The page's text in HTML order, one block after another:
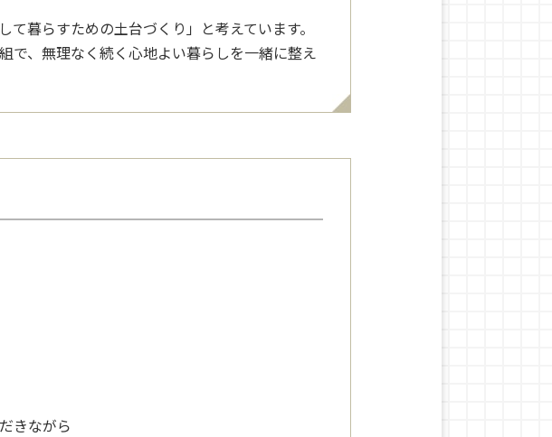
暮らすための土台づくり」と考えています。
で、無理なく続く心地よい暮らしを一緒に整え
きながら